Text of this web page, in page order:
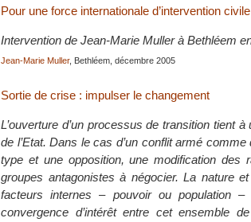
Pour une force internationale d’intervention
Intervention de Jean-Marie Muller à Bethléem
Jean-Marie Muller, Bethléem, décembre 2005
Sortie de crise : impulser le changement
L’ouverture d’un processus de transition tient
de l’Etat. Dans le cas d’un conflit armé
type et une opposition, une modification des
groupes antagonistes à négocier. La nature
facteurs internes – pouvoir ou population
convergence d’intérêt entre cet ensemble